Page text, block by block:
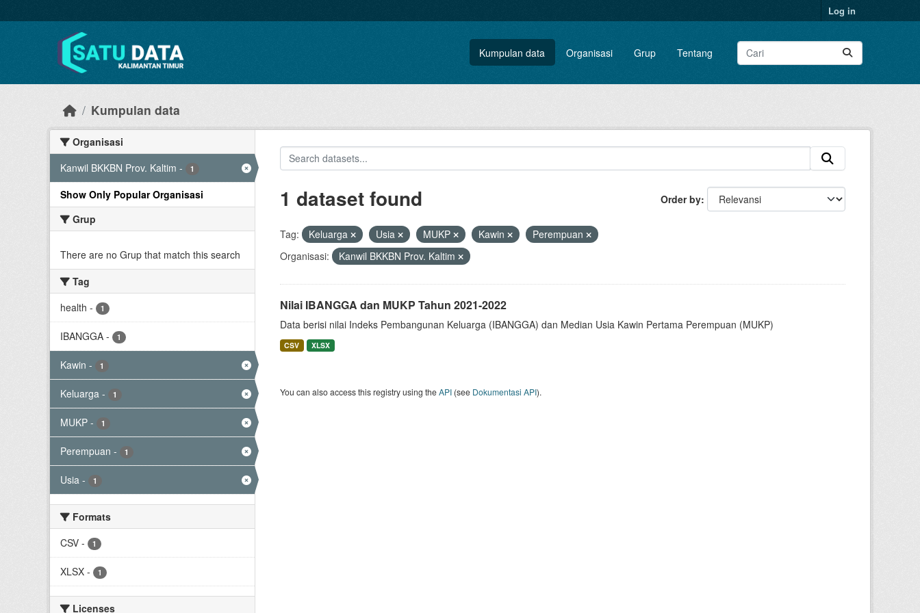
Log in
Kumpulan data Organisasi Grup Tentang
Kumpulan data
Organisasi
Kanwil BKKBN Prov. Kaltim - 1
Show Only Popular Organisasi
Grup
There are no Grup that match this search
Tag
health - 1
IBANGGA - 1
Kawin - 1
Keluarga - 1
MUKP - 1
Perempuan - 1
Usia - 1
Formats
CSV - 1
XLSX - 1
Licenses
Order by
1 dataset found
Tag: Keluarga Usia MUKP Kawin
Perempuan
Organisasi:
Kanwil BKKBN Prov. Kaltim
Nilai IBANGGA dan MUKP Tahun 2021-2022
Data berisi nilai Indeks Pembangunan Keluarga (IBANGGA) dan Median Usia Kawin Pertama Perempuan (MUKP)
CSV XLSX
You can also access this registry using theAPI(see Dokumentasi API).